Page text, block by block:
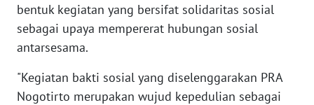
bentuk kegiatan yang bersifat solidaritas sosial
sebagai upaya mempererat hubungan sosial
antarsesama.
"Kegiatan bakti sosial yang diselenggarakan PRA
Nogotirto merupakan wujud kepedulian sebagai
WN
BANTEN
WN
NTT